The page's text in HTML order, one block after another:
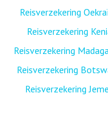
Reisverzekering
Reisverzekering
Reisverzekering
Reisverzekering
Reisverzekering